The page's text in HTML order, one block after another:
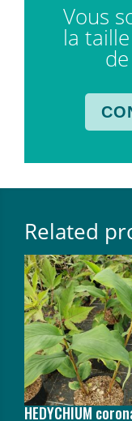
Vous
la
Related
HEDYCHIUM